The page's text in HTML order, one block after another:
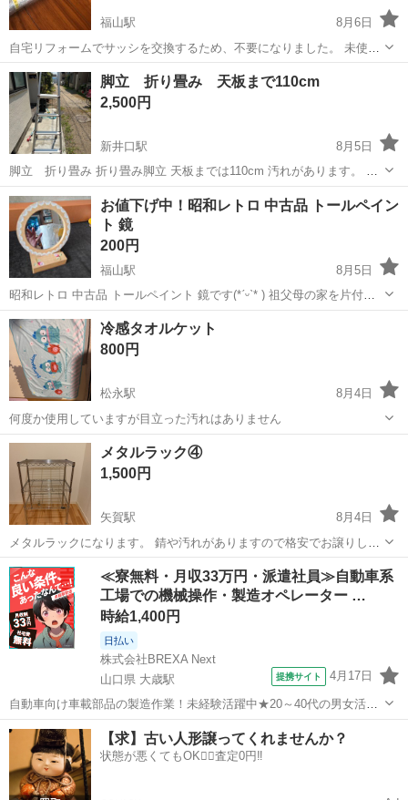
福山駅
8月6日
自宅リフォームでサッシを交換するため、不要になりました。 未使
用・未開封です。 サイズ 60×400㎝ カラー シルバー 参考URL
https://www.amazon.co.jp/dp/B0BJ683JW...
広島 福山市 福山駅 その他 断熱
脚立 折り畳み 天板まで110cm
2,500円
新井口駅
8月5日
脚立 折り畳み 折り畳み脚立 天板までは110cm 汚れがあります。 早
く取りに来られる方優先です。
広島 広島市 新井口駅 その他 脚立
お値下げ中！昭和レトロ 中古品 トールペイン
ト 鏡
200円
福山駅
8月5日
昭和レトロ 中古品 トールペイント 鏡です(*ˊᵕˋ* ) 祖父母の家を片付け
ていたら出て来ました。 祖母が趣味でトールペイントで作成したもの
です。 使わないので使ってくださる方にお譲りします。 中古品です、
長期保管...
広島 福山市 福山駅 その他
冷感タオルケット
800円
松永駅
8月4日
何度か使用していますが目立った汚れはありません
広島 福山市 松永駅 その他
メタルラック④
1,500円
矢賀駅
8月4日
メタルラックになります。 錆や汚れがありますので格安でお譲りしま
す。 サイズは写真を参考にして下さい。
広島 広島市 矢賀駅 その他 メタルラック
≪寮無料・月収33万円・派遣社員≫自動車系
工場での機械操作・製造オペレーター …
時給1,400円
日払い
株式会社BREXA Next
山口県 大歳駅
提携サイト 4月17日
自動車向け車載部品の製造作業！未経験活躍中★20～40代の男女活躍
中！友達同士での応募OK！備品付きワンルーム寮費無料！赴任旅費会
社負担！生活支援物資事前対応可◎格安食堂利用可！年間休日135日
♪《山口県山口市》 人気の工...
山口 山口市 大歳駅 その他
【求】古い人形譲ってくれませんか？
状態が悪くてもOK🙆‍♀️査定0円‼️